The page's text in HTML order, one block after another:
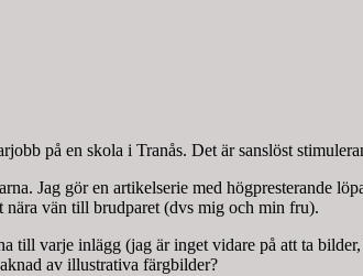
på en skola i Tranås. Det är sanslöst
Jag gör en artikelserie med högpresterande
nära vän till brudparet (dvs mig och min fru).
till varje inlägg (jag är inget vidare på att ta
av illustrativa färgbilder?